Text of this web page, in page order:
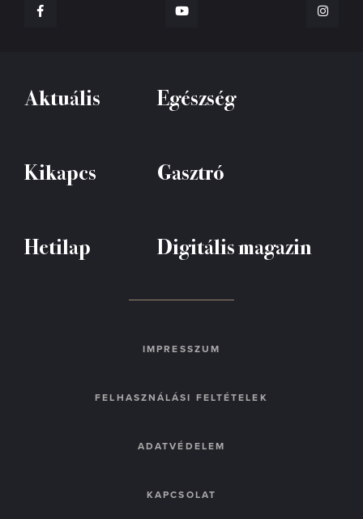
Aktuális Egészség
Kikapcs Gasztró
Hetilap Digitális magazin
IMPRESSZUM
FELHASZNÁLÁSI FELTÉTELEK
ADATVÉDELEM
KAPCSOLAT